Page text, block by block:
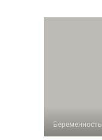
Беременность